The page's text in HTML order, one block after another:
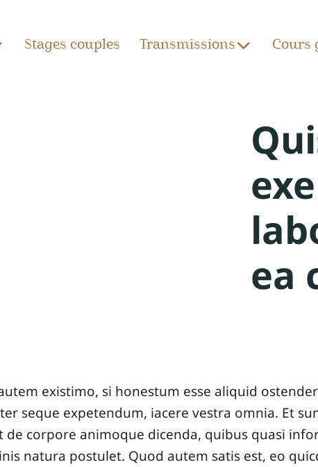
Stages couples Transmissions Cours
ea
existimo, si honestum esse aliquid
seque expetendum, iacere vestra omnia. Et
de corpore animoque dicenda, quibus quasi
natura postulet. Quod autem satis est, eo